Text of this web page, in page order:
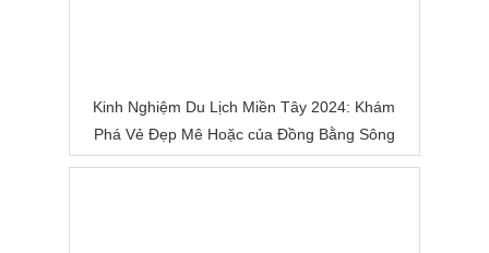
Kinh Nghiệm Du Lịch Miền Tây 2024: Khám
Phá Vẻ Đẹp Mê Hoặc của Đồng Bằng Sông
Nước